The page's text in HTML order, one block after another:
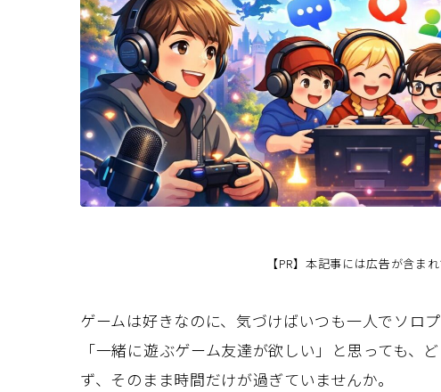
【PR】本記事には広告が含まれ
ゲームは好きなのに、気づけばいつも一人でソロプ
「一緒に遊ぶゲーム友達が欲しい」と思っても、
ず、そのまま時間だけが過ぎていませんか。